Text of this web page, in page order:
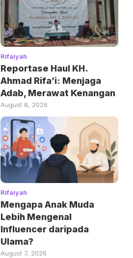
Rifaiyah
Reportase Haul KH.
Ahmad Rifa’i: Menjaga
Adab, Merawat Kenangan
August 8, 2026
Rifaiyah
Mengapa Anak Muda
Lebih Mengenal
Influencer daripada
Ulama?
August 7, 2026